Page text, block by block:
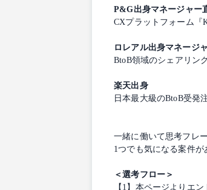
P&G出身マネージャー
CXプラットフォーム『
ロレアル出身マネージ
BtoB領域のシェアリン
楽天出身
日本最大級のBtoB受発
一緒に働いて思考フレ
1つでも気になる案件が
＜選考フロー＞
【1】本ページよりエン